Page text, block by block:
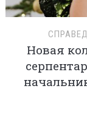
Новая